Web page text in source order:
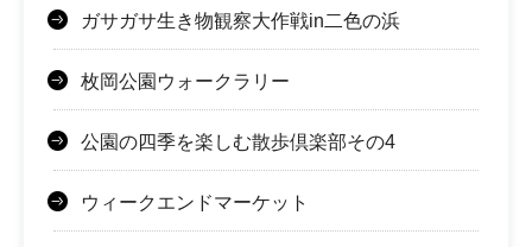
ガサガサ生き物観察大作戦in二色の浜
枚岡公園ウォークラリー
公園の四季を楽しむ散歩倶楽部その4
ウィークエンドマーケット